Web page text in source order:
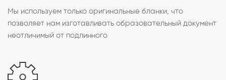
Мы используем только оригинальные бланки, что
позволяет нам изготавливать образовательный документ
неотличимый от подлинного